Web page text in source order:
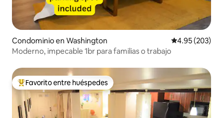
Condominio en Washington Calificación
4.95 (203)
Moderno, impecable 1br para familias o trabajo
De los mejores en Favorito entre huéspedes
Favorito entre huéspedes